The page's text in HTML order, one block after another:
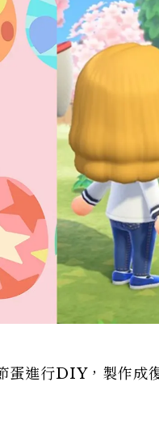
蛋進行DIY，製作成